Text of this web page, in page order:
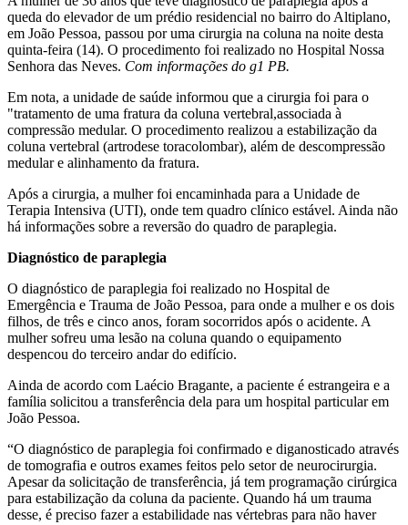
queda do elevador de um prédio residencial no bairro do Altiplano,
em João Pessoa, passou por uma cirurgia na coluna na noite desta
quinta-feira (14). O procedimento foi realizado no Hospital Nossa
Senhora das Neves. Com informações do g1 PB.
Em nota, a unidade de saúde informou que a cirurgia foi para o
"tratamento de uma fratura da coluna vertebral,associada à
compressão medular. O procedimento realizou a estabilização da
coluna vertebral (artrodese toracolombar), além de descompressão
medular e alinhamento da fratura.
Após a cirurgia, a mulher foi encaminhada para a Unidade de
Terapia Intensiva (UTI), onde tem quadro clínico estável. Ainda não
há informações sobre a reversão do quadro de paraplegia.
Diagnóstico de paraplegia
O diagnóstico de paraplegia foi realizado no Hospital de
Emergência e Trauma de João Pessoa, para onde a mulher e os dois
filhos, de três e cinco anos, foram socorridos após o acidente. A
mulher sofreu uma lesão na coluna quando o equipamento
despencou do terceiro andar do edifício.
Ainda de acordo com Laécio Bragante, a paciente é estrangeira e a
família solicitou a transferência dela para um hospital particular em
João Pessoa.
“O diagnóstico de paraplegia foi confirmado e diganosticado através
de tomografia e outros exames feitos pelo setor de neurocirurgia.
Apesar da solicitação de transferência, já tem programação cirúrgica
para estabilização da coluna da paciente. Quando há um trauma
desse, é preciso fazer a estabilidade nas vértebras para não haver